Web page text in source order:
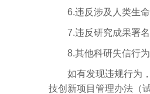
6.违反涉及人类生命
7.违反研究成果署名
8.其他科研失信行
如有发现违规行为，
技创新项目管理办法（